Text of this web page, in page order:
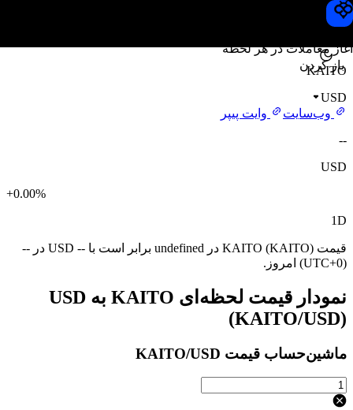
آغاز معاملات در هر لحظه
باز کردن
قیمت KAITO
KAITO
USD
وب‌سایت
وایت پیپر
--
USD
+0.00%
1D
قیمت KAITO (KAITO) در undefined برابر است با -- USD در --
(UTC+0) امروز.
نمودار قیمت لحظه‌ای KAITO به USD
(KAITO/USD)
ماشین‌حساب قیمت KAITO/USD